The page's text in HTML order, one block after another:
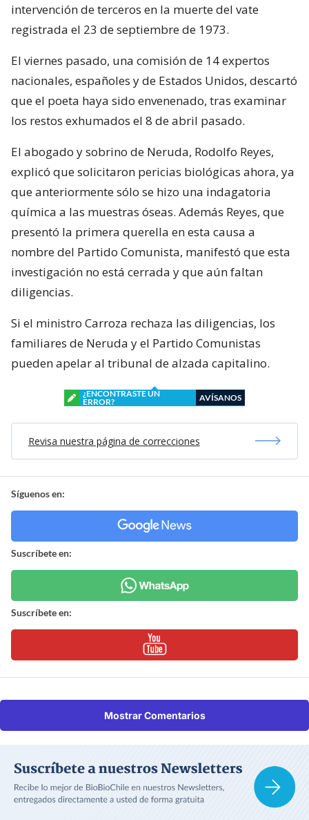
intervención de terceros en la muerte del vate
registrada el 23 de septiembre de 1973.
El viernes pasado, una comisión de 14 expertos
nacionales, españoles y de Estados Unidos, descartó
que el poeta haya sido envenenado, tras examinar
los restos exhumados el 8 de abril pasado.
El abogado y sobrino de Neruda, Rodolfo Reyes,
explicó que solicitaron pericias biológicas ahora, ya
que anteriormente sólo se hizo una indagatoria
química a las muestras óseas. Además Reyes, que
presentó la primera querella en esta causa a
nombre del Partido Comunista, manifestó que esta
investigación no está cerrada y que aún faltan
diligencias.
Si el ministro Carroza rechaza las diligencias, los
familiares de Neruda y el Partido Comunistas
pueden apelar al tribunal de alzada capitalino.
¿ENCONTRASTE UN
ERROR?
AVÍSANOS
Revisa nuestra página de correcciones
Síguenos en:
Suscríbete en:
Suscríbete en:
Mostrar Comentarios